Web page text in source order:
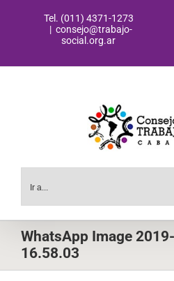
Tel. (011) 4371-1273
| consejo@trabajo-
social.org.ar
Ir a...
WhatsApp Image
16.58.03